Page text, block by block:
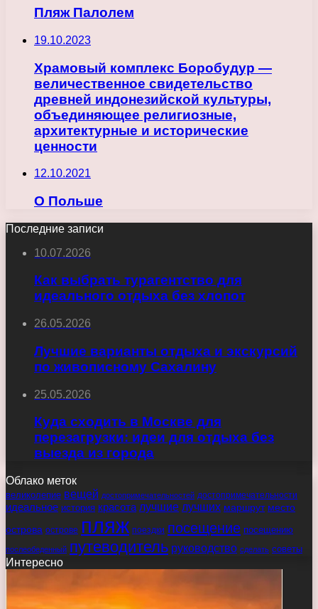
Пляж Палолем
19.10.2023
Храмовый комплекс Боробудур —
величественное свидетельство
древней индонезийской культуры,
объединяющее религиозные,
архитектурные и исторические
ценности
12.10.2021
О Польше
Последние записи
10.07.2026
Как выбрать турагентство для
идеального отдыха без хлопот
26.05.2026
Лучшие варианты отдыха и экскурсий
по живописному Сахалину
25.05.2026
Куда сходить в Москве для
перезагрузки: идеи для отдыха без
выезда из города
Облако меток
великолепие вещей достопримечательностей достопримечательности
идеальное история красота лучшие лучших маршрут место
острова острове пляж поездки посещение посещению
послеобеденный путеводитель руководство сделать советы
Интересно